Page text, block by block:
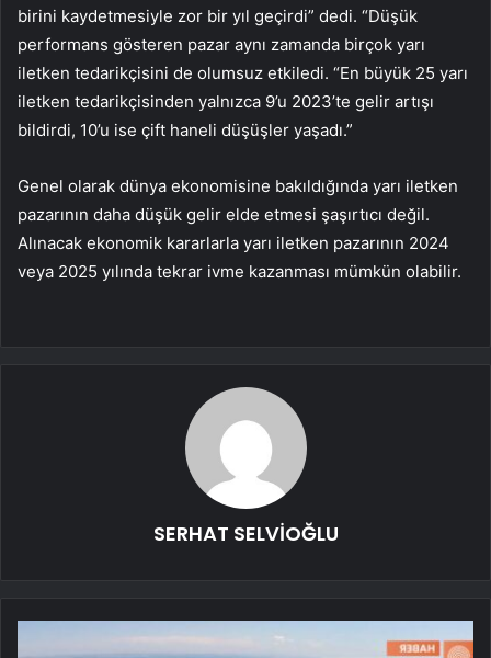
birini kaydetmesiyle zor bir yıl geçirdi” dedi. “Düşük
performans gösteren pazar aynı zamanda birçok yarı
iletken tedarikçisini de olumsuz etkiledi. “En büyük 25 yarı
iletken tedarikçisinden yalnızca 9’u 2023’te gelir artışı
bildirdi, 10’u ise çift haneli düşüşler yaşadı.”
Genel olarak dünya ekonomisine bakıldığında yarı iletken
pazarının daha düşük gelir elde etmesi şaşırtıcı değil.
Alınacak ekonomik kararlarla yarı iletken pazarının 2024
veya 2025 yılında tekrar ivme kazanması mümkün olabilir.
SERHAT SELVİOĞLU